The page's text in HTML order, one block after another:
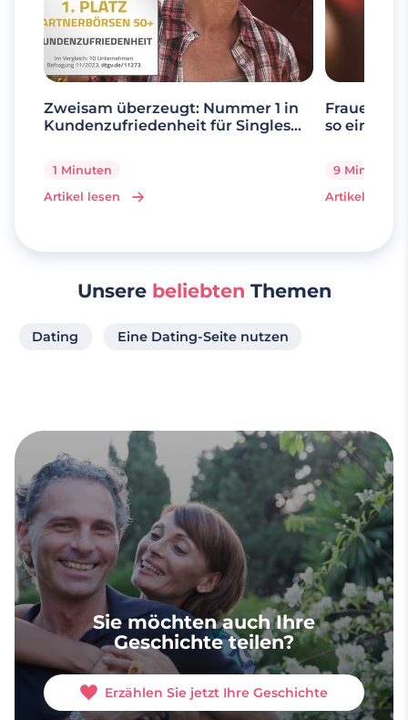
Zweisam überzeugt: Nummer 1 in
Kundenzufriedenheit für Singles
1 Minuten
Artikel lesen
Frauen ab
so einfach
9 Minuten
Artikel lesen
Unsere beliebten Themen
Dating Eine Dating-Seite nutzen
Sie möchten auch Ihre
Geschichte teilen?
Erzählen Sie jetzt Ihre Geschichte